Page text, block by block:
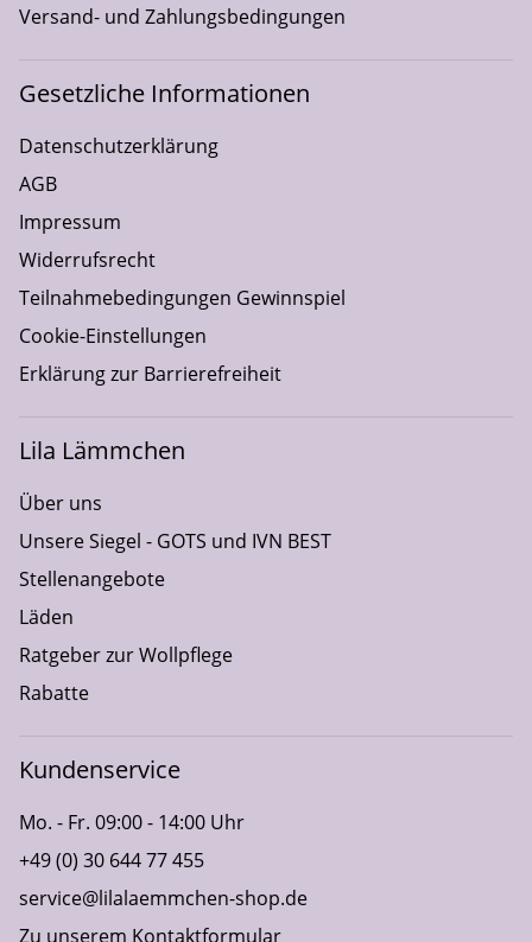
Versand- und Zahlungsbedingungen
Gesetzliche Informationen
Datenschutzerklärung
AGB
Impressum
Widerrufsrecht
Teilnahmebedingungen Gewinnspiel
Cookie-Einstellungen
Erklärung zur Barrierefreiheit
Lila Lämmchen
Über uns
Unsere Siegel - GOTS und IVN BEST
Stellenangebote
Läden
Ratgeber zur Wollpflege
Rabatte
Kundenservice
Mo. - Fr. 09:00 - 14:00 Uhr
+49 (0) 30 644 77 455
service@lilalaemmchen-shop.de
Zu unserem Kontaktformular